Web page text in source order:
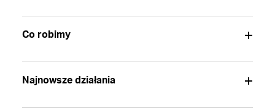
Co robimy
Najnowsze działania